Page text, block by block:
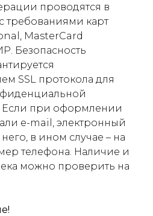
проводятся в
требованиями карт
MasterCard
Безопасность
SSL протокола для
при оформлении
e-mail, электронный
в ином случае – на
телефона. Наличие и
можно проверить на